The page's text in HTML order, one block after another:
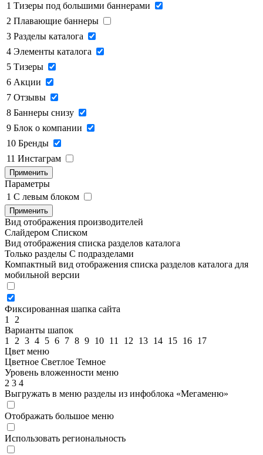
1 Тизеры под большими баннерами
2 Плавающие баннеры
3 Разделы каталога
4 Элементы каталога
5 Тизеры
6 Акции
7 Отзывы
8 Баннеры снизу
9 Блок о компании
10 Бренды
11 Инстаграм
Применить
Параметры
1 C левым блоком
Применить
Вид отображения производителей
Слайдером Списком
Вид отображения списка разделов каталога
Только разделы С подразделами
Компактный вид отображения списка разделов каталога для
мобильной версии
Фиксированная шапка сайта
1
2
Варианты шапок
1
2 3 4 5 6 7 8 9 10 11 12 13 14 15 16 17
Цвет меню
Цветное Светлое Темное
Уровень вложенности меню
2 3 4
Выгружать в меню разделы из инфоблока «Мегаменю»
Отображать большое меню
Использовать региональность